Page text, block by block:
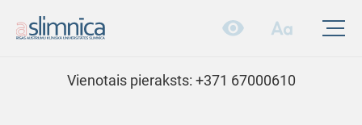
Vienotais pieraksts: +371 67000610